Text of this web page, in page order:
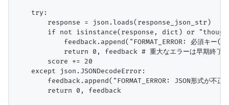
    try:
        response = json.loads(response_json_str)
if not isinstance(response, dict) or
feedback.append("FORMAT_ERROR: 必須キー
            return 0, feedback # 重大なエラーは早期終了
        score += 20
    except json.JSONDecodeError:
feedback.append("FORMAT_ERROR: JSON形式が不正
        return 0, feedback